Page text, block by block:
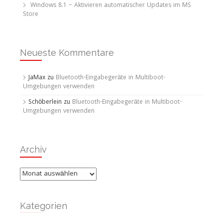
Windows 8.1 – Aktivieren automatischer Updates im MS
Store
Neueste Kommentare
JaMax zu Bluetooth-Eingabegeräte in Multiboot-
Umgebungen verwenden
Schöberlein zu Bluetooth-Eingabegeräte in Multiboot-
Umgebungen verwenden
Archiv
Archiv
Kategorien